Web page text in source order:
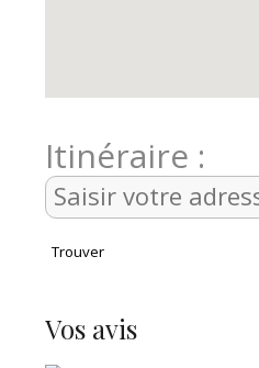
Itinéraire :
Vos avis